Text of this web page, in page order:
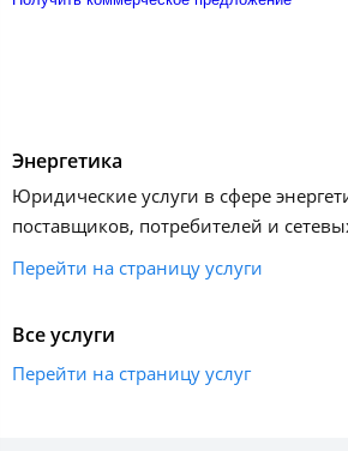
Энергетика
Юридические услуги в сфере
поставщиков, потребителей и
Перейти на страницу услуги
Все услуги
Перейти на страницу услуг